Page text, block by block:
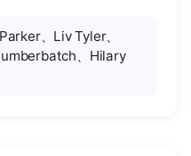
、Liv Tyler、
、Hilary